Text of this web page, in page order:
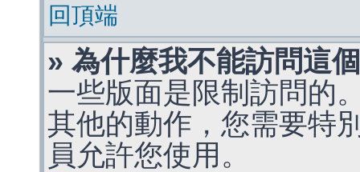
回頂端
» 為什麼我不能訪問這
一些版面是限制訪問的
其他的動作，您需要特
員允許您使用。